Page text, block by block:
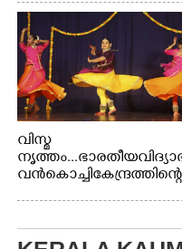
വിസ്മ
നൃത്തം...ഭാരതീയ
വൻ കൊച്ചി കേന്ദ്രത്തിന്റെ
റോഡിലെ ഭാരതീയ
വിദ്യാഭവൻ സർദാർ